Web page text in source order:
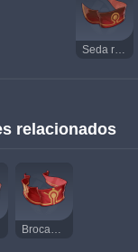
Seda roja bordada
relacionados
Brocado rojo lujoso